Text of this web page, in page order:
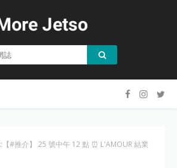
【#推介】 25 號中午 12 點 ⏰ L'AMOUR 結業